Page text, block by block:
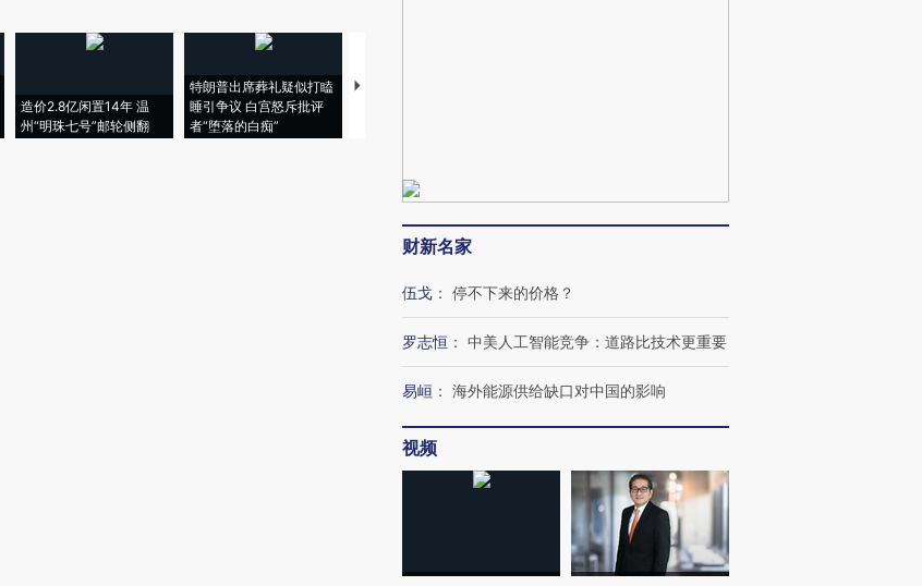
造价2.8亿闲置14年 温
州“明珠七号”邮轮侧翻
特朗普出席葬礼疑似打瞌
睡引争议 白宫怒斥批评
者“堕落的白痴”
视线｜全球最热百城独占
财新名家
伍戈 ： 停不下来的价格？
罗志恒 ： 中美人工智能竞争：道路比技术更重要
易峘 ： 海外能源供给缺口对中国的影响
视频